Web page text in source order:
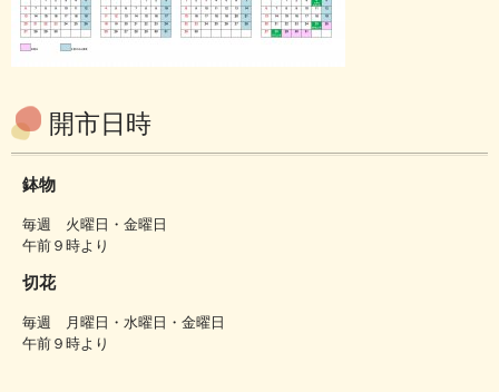
開市日時
鉢物
毎週 火曜日・金曜日
午前９時より
切花
毎週 月曜日・水曜日・金曜日
午前９時より